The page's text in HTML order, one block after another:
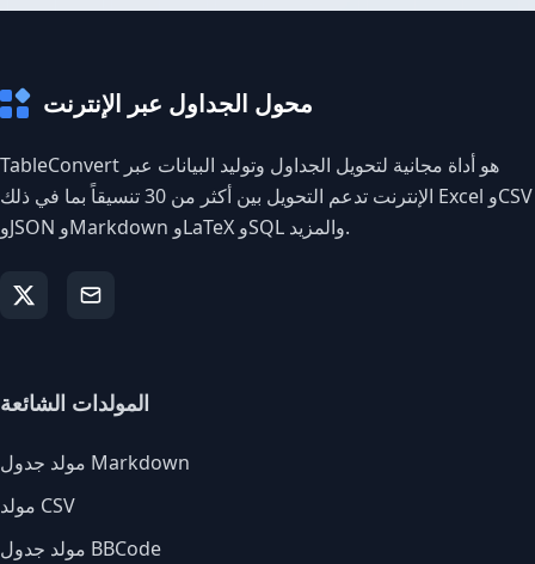
محول الجداول عبر الإنترنت
TableConvert هو أداة مجانية لتحويل الجداول وتوليد البيانات عبر
الإنترنت تدعم التحويل بين أكثر من 30 تنسيقاً بما في ذلك Excel وCSV
وJSON وMarkdown وLaTeX وSQL والمزيد.
المولدات الشائعة
مولد جدول Markdown
مولد CSV
مولد جدول BBCode